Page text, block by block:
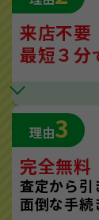
来店不要
最短３分
理由3
完全無料
査定から引
面倒な手